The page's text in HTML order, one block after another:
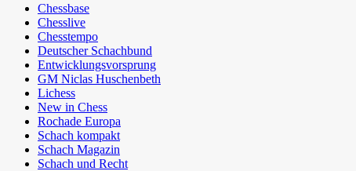
Chessbase
Chesslive
Chesstempo
Deutscher Schachbund
Entwicklungsvorsprung
GM Niclas Huschenbeth
Lichess
New in Chess
Rochade Europa
Schach kompakt
Schach Magazin
Schach und Recht